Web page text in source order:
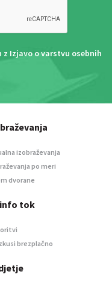
z Izjavo o varstvu osebnih
izobraževanja
po meri
dvorane
info tok
brezplačno